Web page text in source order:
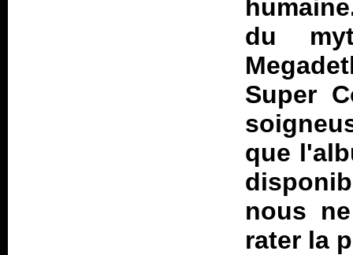
du
Super
que
nous
rater la